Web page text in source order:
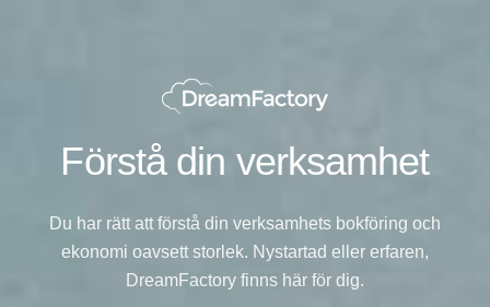
Förstå din verksamhet
Du har rätt att förstå din verksamhets bokföring och
ekonomi oavsett storlek. Nystartad eller erfaren,
DreamFactory finns här för dig.